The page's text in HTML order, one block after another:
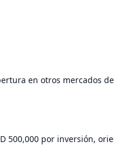
en otros mercados
500,000 por inversión,